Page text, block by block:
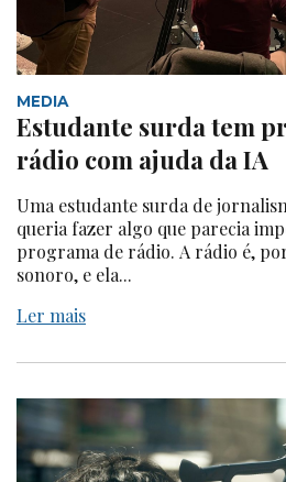
MEDIA
Estudante surda tem
rádio com ajuda da IA
Uma estudante surda de
queria fazer algo que parecia
programa de rádio. A rádio é,
sonoro, e ela...
Ler mais